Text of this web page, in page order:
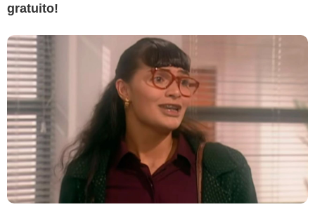
gratuito!